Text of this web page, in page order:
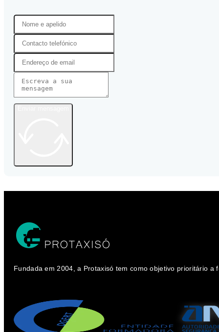
Fundada em 2004, a Protaxisó tem como objetivo prioritário